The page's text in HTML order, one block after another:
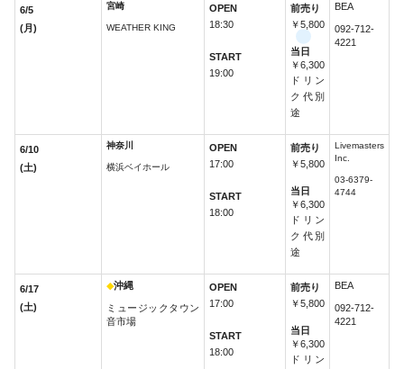
6/5
(月)
宮崎
WEATHER KING
OPEN
18:30
START
19:00
前売り
￥5,800
当日
￥6,300
ドリン
ク代別
途
BEA
092-712-
4221
6/10
(土)
神奈川
横浜ベイホール
OPEN
17:00
START
18:00
前売り
￥5,800
当日
￥6,300
ドリン
ク代別
途
Livemasters
Inc.
03-6379-
4744
6/17
(土)
◆沖縄
ミュージックタウン
音市場
OPEN
17:00
START
18:00
前売り
￥5,800
当日
￥6,300
ドリン
BEA
092-712-
4221